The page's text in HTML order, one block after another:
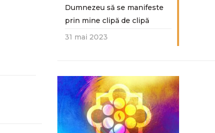
Dumnezeu să se manifeste
prin mine clipă de clipă
31 mai 2023